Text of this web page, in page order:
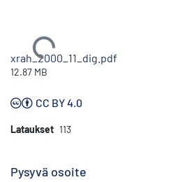
Ladataan...
xrah_2000_11_dig.pdf
12.87 MB
CC BY 4.0
Lataukset 113
Pysyvä osoite